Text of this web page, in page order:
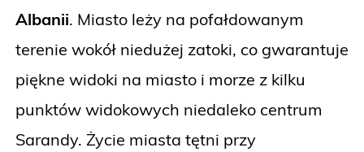
Albanii. Miasto leży na pofałdowanym
terenie wokół niedużej zatoki, co gwarantuje
piękne widoki na miasto i morze z kilku
punktów widokowych niedaleko centrum
Sarandy. Życie miasta tętni przy